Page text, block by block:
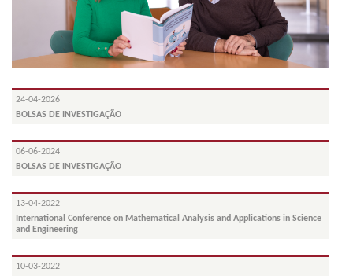
24-04-2026
BOLSAS DE INVESTIGAÇÃO
06-06-2024
BOLSAS DE INVESTIGAÇÃO
13-04-2022
International Conference on Mathematical Analysis and Applications in Science
and Engineering
10-03-2022